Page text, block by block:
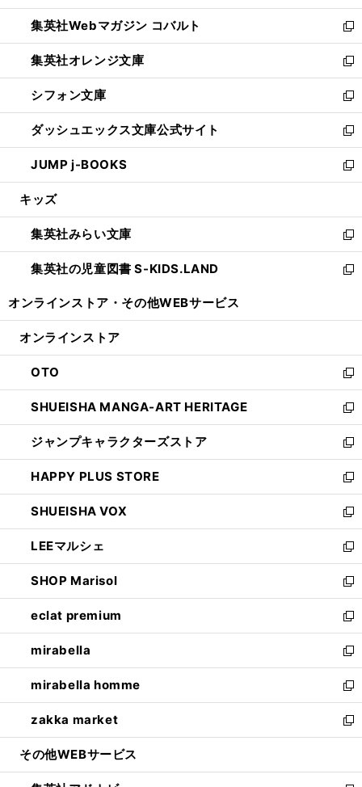
開
く
ウ
で
開
く
ン
ド
ウ
で
開
く
ウ
ィ
ン
ド
ウ
で
開
く
集英社Webマガジン コバルト
新
し
い
ウ
ィ
ン
ド
ウ
で
開
集英社オレンジ文庫
新
し
い
ウ
ィ
ン
ド
ウ
開
く
シフォン文庫
新
し
い
ウ
ィ
ン
ウ
で
開
く
ダッシュエックス文庫公式サイト
新
し
い
ウ
ン
ド
ウ
で
JUMP j-BOOKS
新
し
ウ
ィ
ン
ド
開
キッズ
集英社みらい文庫
新
し
い
ン
ウ
で
開
く
集英社の児童図書 S-KIDS.LAND
新
ウ
ン
ド
ウ
で
開
く
オンラインストア・ その他WEBサービス
オンラインストア
OTO
新
し
い
ウ
ィ
ン
ド
ウ
で
開
く
SHUEISHA MANGA-ART HERITAGE
新
し
い
ウ
ィ
ン
ド
ウ
で
開
く
ジャンプキャラクターズストア
新
し
い
ウ
ィ
ン
ド
ウ
で
開
く
HAPPY PLUS STORE
新
し
い
ウ
ィ
ン
ド
ウ
で
開
く
SHUEISHA VOX
新
し
い
ウ
ィ
ン
ド
ウ
で
開
く
LEEマルシェ
新
し
い
ウ
ィ
ン
ド
ウ
で
開
く
SHOP Marisol
新
し
い
ウ
ィ
ン
ド
ウ
で
開
eclat premium
新
し
い
ウ
ィ
ン
ド
ウ
開
mirabella
新
し
い
ウ
ィ
ン
ウ
mirabella homme
新
し
い
ウ
ン
zakka market
新
し
ウ
その他WEBサービス